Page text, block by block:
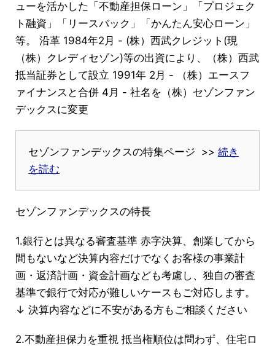
ューを活かした「不動産担保ローン」「プロジェク
ト融資」「リースバック」「かんたん安心ローン」
等。 沿革 1984年2月 - (株）西武クレジット(現
（株）クレディセゾン)等の出資により、（株）西武
抵当証券として設立 1991年 2月 - （株）エースフ
ァイナンスと合併 4月 - 社名を（株）セゾンファン
デックスに変更
セゾンファンデックスの特集ページ >> 続き
を読む
セゾンファンデックスの特長
1.銀行とは異なる審査基準 赤字決算、創業してから
間もないなど決算内容だけでなくお客様の事業計
画・返済計画・資金計画なども考慮し、独自の審査
基準で銀行で対応が難しいケースもご対応します。
↓ 決算内容などに不安がある方もご相談ください
2.不動産担保力を重視 抵当権順位は問わず、住宅ロ